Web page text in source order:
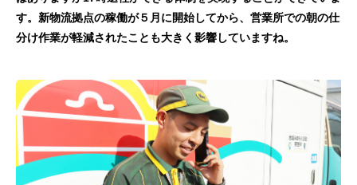
す。新物流拠点の稼働が５月に開始してから、営業所での朝の仕
分け作業が軽減されたことも大きく影響していますね。